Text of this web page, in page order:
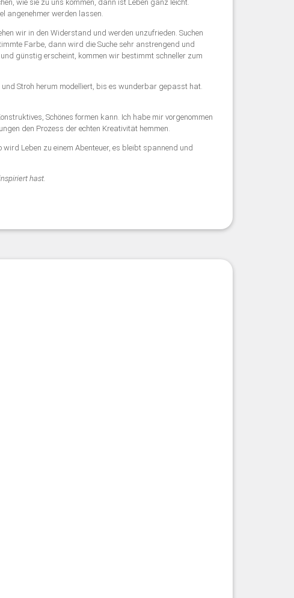
wie sie zu uns kommen, dann ist Leben ganz leicht.
angenehmer werden lassen.
wir in den Widerstand und werden unzufrieden. Suchen
Farbe, dann wird die Suche sehr anstrengend und
günstig erscheint, kommen wir bestimmt schneller zum
und Stroh herum modelliert, bis es wunderbar gepasst hat.
Schönes formen kann. Ich habe mir vorgenommen
den Prozess der echten Kreativität hemmen.
Leben zu einem Abenteuer, es bleibt spannend und
hast.